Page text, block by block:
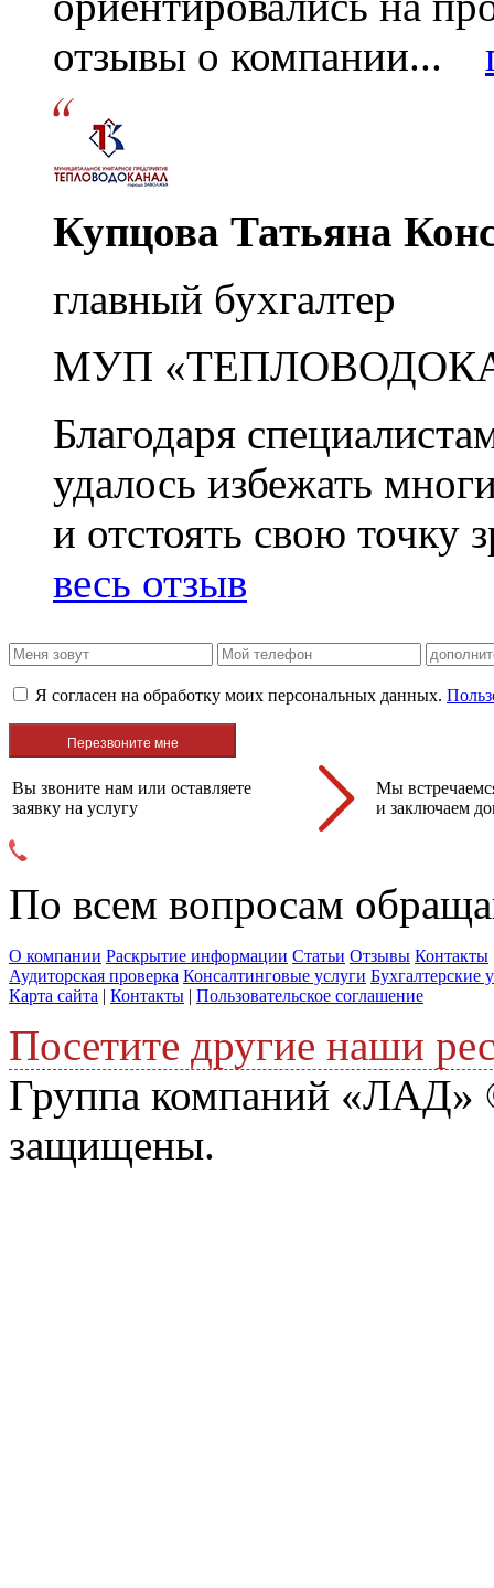
отзывы о компании...
Купцова Татьяна
главный бухгалтер
МУП
Благодаря
удалось избежать
и отстоять свою
весь отзыв
Я согласен на обработку моих персональных данных.
Вы звоните нам или оставляете
заявку на услугу
Мы
и заключаем
По всем вопросам
О компании Раскрытие информации Статьи Отзывы Контакты
Аудиторская проверка Консалтинговые услуги Бухгалтерские
Карта сайта | Контакты | Пользовательское соглашение
Посетите другие наши
Группа компаний «ЛАД»
защищены.